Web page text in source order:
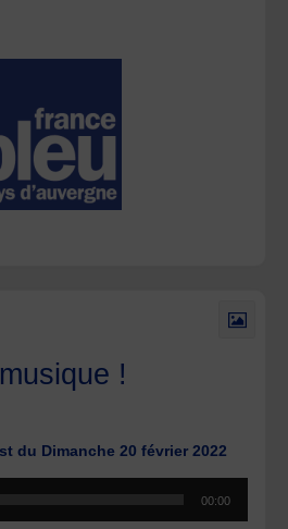
!
du Dimanche 20 février 2022
00:00